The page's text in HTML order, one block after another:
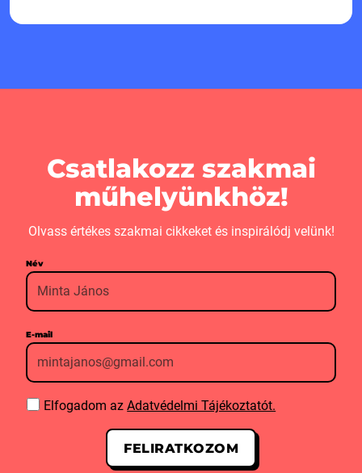
Csatlakozz szakmai
műhelyünkhöz!
Olvass értékes szakmai cikkeket és inspirálódj velünk!
Név
E-mail
Elfogadom azAdatvédelmi Tájékoztatót.